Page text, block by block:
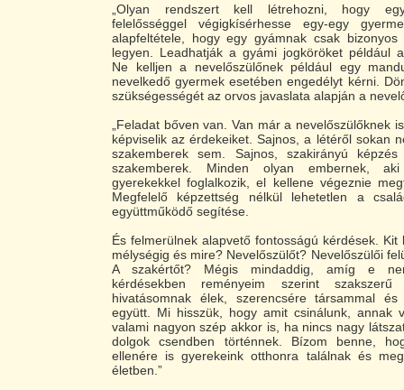
„Olyan rendszert kell létrehozni, hogy
felelősséggel végigkísérhesse egy-egy
alapfeltétele, hogy egy gyámnak csak bizonyos
legyen. Leadhatják a gyámi jogköröket például
Ne kelljen a nevelőszülőnek például egy
nevelkedő gyermek esetében engedélyt kérni.
szükségességét az orvos javaslata alapján a
„Feladat bőven van. Van már a nevelőszülőknek
képviselik az érdekeiket. Sajnos, a létéről sokan
szakemberek sem. Sajnos, szakirányú
szakemberek. Minden olyan embernek,
gyerekekkel foglalkozik, el kellene végeznie
Megfelelő képzettség nélkül lehetetlen a
együttműködő segítése.
És felmerülnek alapvető fontosságú kérdések. Kit
mélységig és mire? Nevelőszülőt? Nevelőszülői
A szakértőt? Mégis mindaddig, amíg e
kérdésekben reményeim szerint
hivatásomnak élek, szerencsére társammal és
együtt. Mi hisszük, hogy amit csinálunk, annak
valami nagyon szép akkor is, ha nincs nagy
dolgok csendben történnek. Bízom benne,
ellenére is gyerekeink otthonra találnak és
életben.”